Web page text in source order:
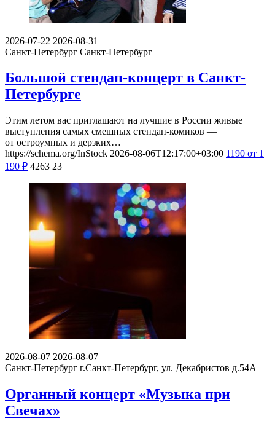
2026-07-22 2026-08-31
Санкт-Петербург Санкт-Петербург
Большой стендап-концерт в Санкт-
Петербурге
Этим летом вас приглашают на лучшие в России живые
выступления самых смешных стендап-комиков —
от остроумных и дерзких…
https://schema.org/InStock 2026-08-06T12:17:00+03:00 1190 от 1
190 ₽ 4263 23
2026-08-07 2026-08-07
Санкт-Петербург г.Санкт-Петербург, ул. Декабристов д.54А
Органный концерт «Музыка при
Свечах»